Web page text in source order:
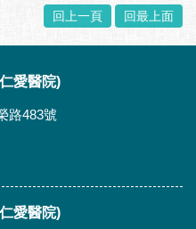
回上一頁 回最上面
愛醫院)
路483號
愛醫院)